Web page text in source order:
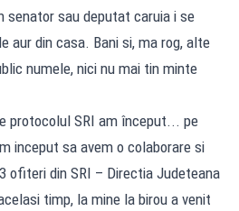
senator sau deputat caruia i se
aur din casa. Bani si, ma rog, alte
numele, nici nu mai tin minte
protocolul SRI am început... pe
inceput sa avem o colaborare si
ofiteri din SRI – Directia Judeteana
timp, la mine la birou a venit